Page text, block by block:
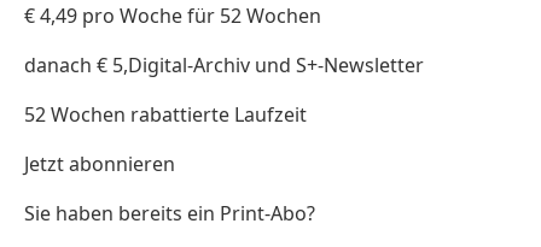
€ 4,49 pro Woche für 52 Wochen
danach € 5,Digital-Archiv und S+-Newsletter
52 Wochen rabattierte Laufzeit
Jetzt abonnieren
Sie haben bereits ein Print-Abo?